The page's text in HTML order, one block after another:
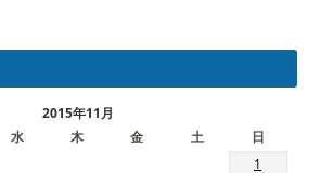
2015年11月
水 木 金 土
日
1